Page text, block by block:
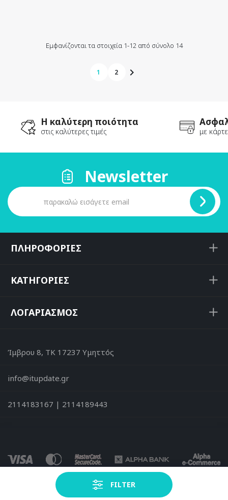
Εμφανίζονται τα στοιχεία 1-12 από σύνολο 14
1 2 
Η καλύτερη ποιότητα
στις καλύτερες τιμές με
FILTER
Newsletter
Ίμβρου 8, ΤΚ 17237 Υμηττός
info@itupdate.gr
2114183167 | 2114189443
ΠΛΗΡΟΦΟΡΙΕΣ
ΚΑΤΗΓΟΡΙΕΣ
ΛΟΓΑΡΙΑΣΜΟΣ
© 2026 - Development by Nextpointer.gr™